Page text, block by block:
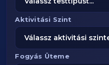
Aktivitási Szint
Fogyás Üteme